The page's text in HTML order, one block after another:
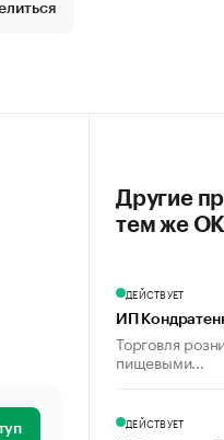
Другие
тем же
ДЕЙСТВУЕТ
ИП
Торговля
пищевыми...
ДЕЙСТВУЕТ